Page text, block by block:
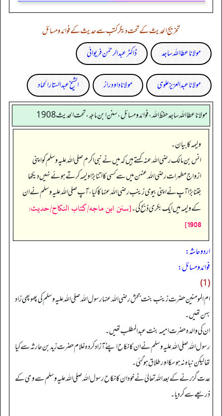
تخریج الحدیث کے تحت دیگر کتب سے حدیث کے فوائد و مسائل
مولانا عطا اللہ ساجد
ڈاکٹر عبدالرحمٰن فریوائی
مولانا عبد العزیز علوی مولانا داود راز الشیخ عبدالستار الحماد
مولانا عطا الله ساجد حفظ الله، فوائد و مسائل، سنن ابن ماجه، تحت الحديث1908
ولیمہ کا بیان۔
انس بن مالک رضی اللہ عنہ کہتے ہیں کہ میں نے نبی اکرم صلی اللہ علیہ وسلم کو اپنی
ازواج مطہرات رضی اللہ عنہن میں سے کسی کا اتنا بڑا ولیمہ کرتے ہوئے نہیں دیکھا
جتنا بڑا آپ نے اپنی بیوی زینب رضی اللہ عنہا کا کیا، آپ صلی اللہ علیہ وسلم نے ان
کے ولیمہ میں ایک بکری ذبح کی۔[سنن ابن ماجه/كتاب النكاح/حدیث:
1908]
اردو حاشہ:
فوائد و مسائل:
(1)
ام المومنین حضرت زینب بنت جحش رضی اللہ عنہا رسول اللہ صلی اللہ علیہ وسلم کی پھوپھی زاد
بہن تھیں۔
ان کی والدہ حضرت امیمہ بنت عبدالمطلب تھیں۔
رسول اللہ صلی اللہ علیہ وسلم نے ان کا نکاح اپنے آزاد کردہ غلام حضرت زید بن حارثہ سے کیا
تھا لیکن نباہ نہ ہو سکا اور طلاق ہو گئی۔
عدت گزرنے کے بعد اللہ تعالیٰ نے خود ان کا نکاح رسول اللہ صلی اللہ علیہ وسلم سے وحی کے
ذریعے سے کردیا۔